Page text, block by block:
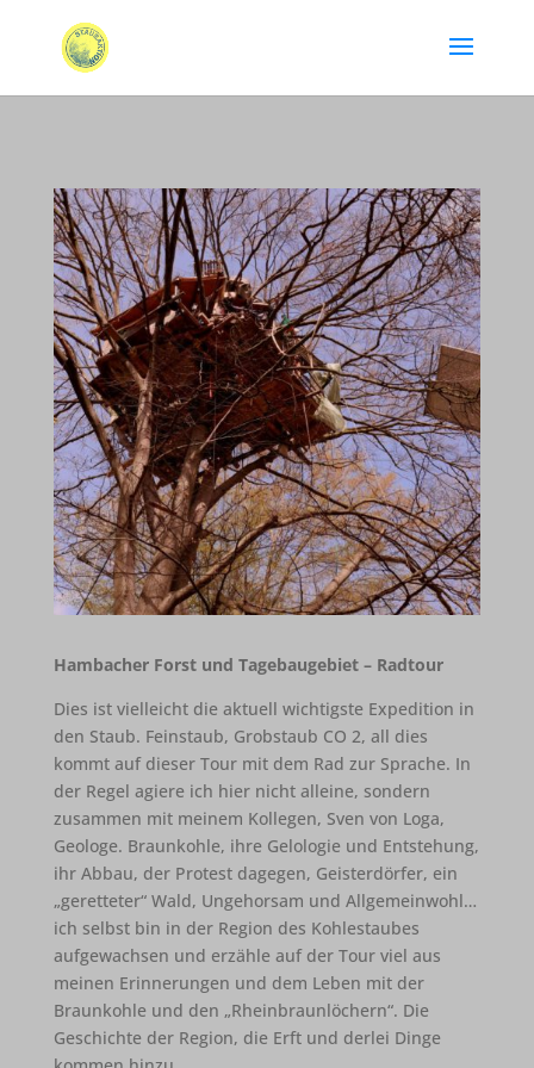
Hambacher Forst und Tagebaugebiet – Radtour
Dies ist vielleicht die aktuell wichtigste Expedition in
den Staub. Feinstaub, Grobstaub CO 2, all dies
kommt auf dieser Tour mit dem Rad zur Sprache. In
der Regel agiere ich hier nicht alleine, sondern
zusammen mit meinem Kollegen, Sven von Loga,
Geologe. Braunkohle, ihre Gelologie und Entstehung,
ihr Abbau, der Protest dagegen, Geisterdörfer, ein
„geretteter“ Wald, Ungehorsam und Allgemeinwohl…
ich selbst bin in der Region des Kohlestaubes
aufgewachsen und erzähle auf der Tour viel aus
meinen Erinnerungen und dem Leben mit der
Braunkohle und den „Rheinbraunlöchern“. Die
Geschichte der Region, die Erft und derlei Dinge